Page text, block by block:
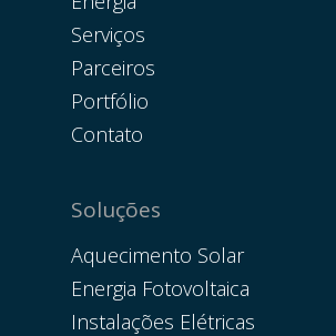
Serviços
Parceiros
Portfólio
Contato
Soluções
Aquecimento Solar
Energia Fotovoltaica
Instalações Elétricas